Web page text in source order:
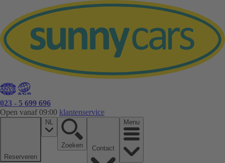
023 - 5 699 696
Open vanaf 09:00 klantenservice
Reserveren
NL
Zoeken
Menu